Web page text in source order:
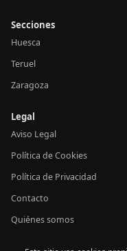
Secciones
Huesca
Teruel
Zaragoza
Legal
Aviso Legal
Política de Cookies
Política de Privacidad
Contacto
Quiénes somos